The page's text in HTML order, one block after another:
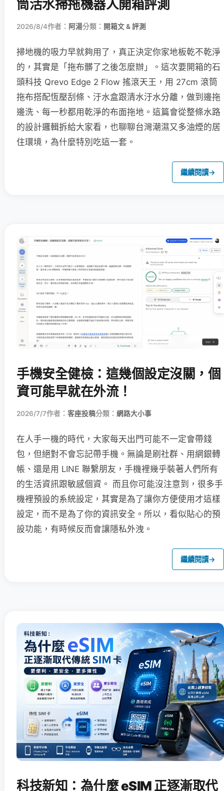
筒活水掃拖機器人開箱評測
2026/8/4作者： 阿湯分類： 開箱文 & 評測
掃地機的吸力早就夠用了，真正決定你家地板乾不乾淨
的，其實是「拖布髒了之後怎麼辦」。這次要開箱的石
頭科技 Qrevo Edge 2 Flow 搖滾天王，用 27cm 滾筒
拖布搭配恆壓刮條、汙水盒跟清水汙水分離，做到邊拖
邊洗、每一秒都用乾淨的布面拖地。這篇會從整條水路
的設計邏輯拆給大家看，也聊聊台灣潮濕又多油煙的居
住環境，為什麼特別吃這一套。
繼續閱讀→
手機安全健檢：這幾個設定沒關，個
資可能早就在外流！
2026/7/7作者： 客座投稿分類： 網路大小事
在人手一機的時代，大家每天出門可能不一定會帶錢
包，但絕對不會忘記帶手機。無論是刷社群、用網銀轉
帳、還是用 LINE 聯繫朋友，手機裡幾乎裝著人們所有
的生活資訊跟敏感個資。 而且你可能沒注意到，很多手
機裡預設的系統設定，其實是為了讓你方便使用才這樣
設定，而不是為了你的資訊安全。所以，看似貼心的預
設功能，有時候反而會讓隱私外洩。
繼續閱讀→
科技新知：為什麼 eSIM 正逐漸取代